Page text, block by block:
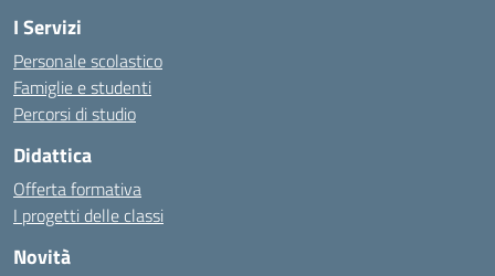
I Servizi
Personale scolastico
Famiglie e studenti
Percorsi di studio
Didattica
Offerta formativa
I progetti delle classi
Novità